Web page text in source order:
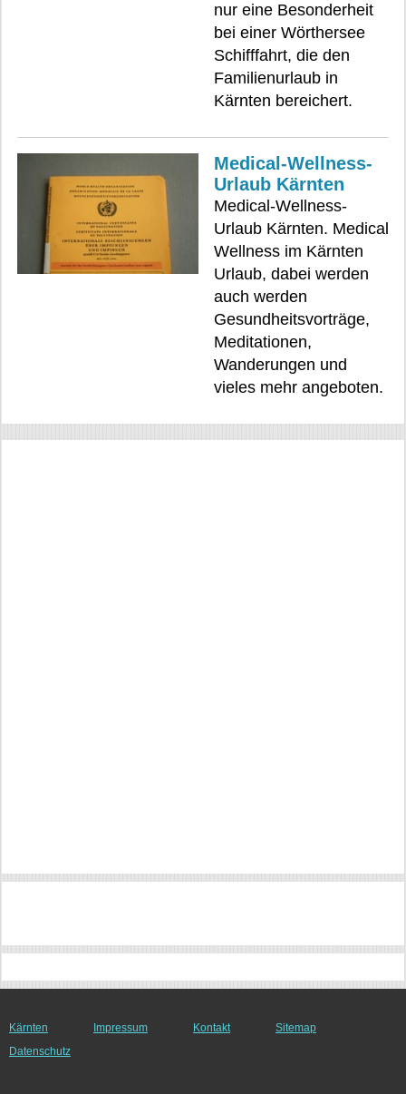
nur eine Besonderheit
bei einer Wörthersee
Schifffahrt, die den
Familienurlaub in
Kärnten bereichert.
Medical-Wellness-
Urlaub Kärnten
Medical-Wellness-
Urlaub Kärnten. Medical
Wellness im Kärnten
Urlaub, dabei werden
auch werden
Gesundheitsvorträge,
Meditationen,
Wanderungen und
vieles mehr angeboten.
Kärnten Impressum Kontakt
Sitemap
Datenschutz